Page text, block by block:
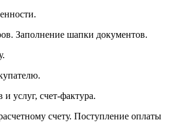
Заполнение шапки документов.
услуг, счет-фактура.
счету. Поступление оплаты